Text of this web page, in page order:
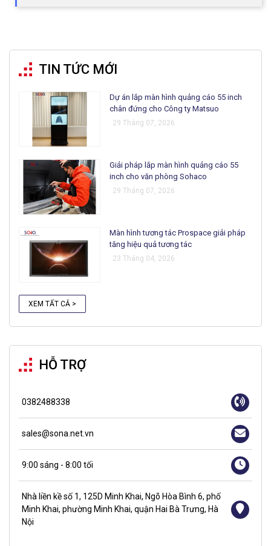
TIN TỨC MỚI
Dự án lắp màn hình quảng cáo 55 inch
chân đứng cho Công ty Matsuo
29 Tháng 07, 2026
Giải pháp lắp màn hình quảng cáo 55
inch cho văn phòng Sohaco
29 Tháng 07, 2026
Màn hình tương tác Prospace giải pháp
tăng hiệu quả tương tác
23 Tháng 04, 2026
XEM TẤT CẢ >
HỖ TRỢ
0382488338
sales@sona.net.vn
9:00 sáng - 8:00 tối
Nhà liền kề số 1, 125D Minh Khai, Ngõ Hòa Bình 6, phố
Minh Khai, phường Minh Khai, quận Hai Bà Trưng, Hà
Nội